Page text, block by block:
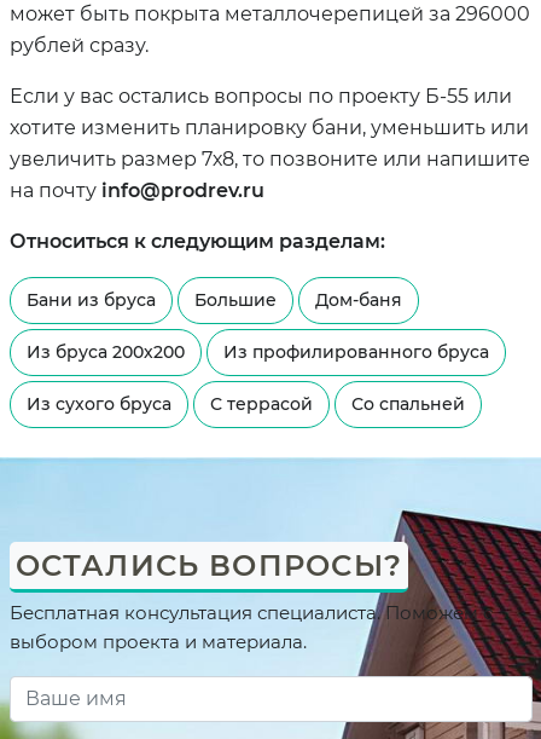
может быть покрыта металлочерепицей за 296000
рублей сразу.
Если у вас остались вопросы по проекту Б-55 или
хотите изменить планировку бани, уменьшить или
увеличить размер 7х8, то позвоните или напишите
на почту info@prodrev.ru
Относиться к следующим разделам:
Бани из бруса Большие Дом-баня
Из бруса 200х200 Из профилированного бруса
Из сухого бруса С террасой Со спальней
ОСТАЛИСЬ ВОПРОСЫ?
Бесплатная консультация специалиста. Поможем с
выбором проекта и материала.